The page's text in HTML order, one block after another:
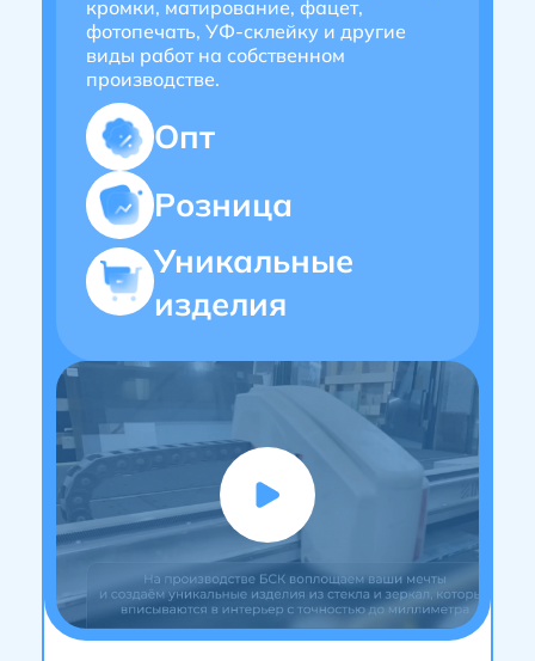
кромки, матирование, фацет,
фотопечать, УФ-склейку и другие
виды работ на собственном
производстве.
Опт
Розница
Уникальные
изделия